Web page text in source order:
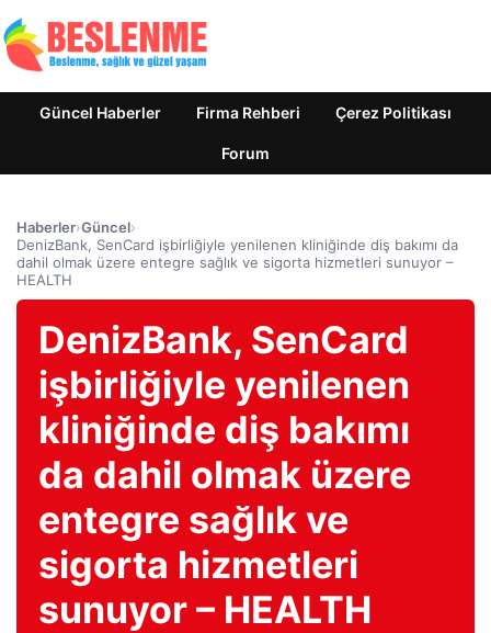
Güncel Haberler Firma Rehberi Çerez Politikası
Forum
Haberler›Güncel›
DenizBank, SenCard işbirliğiyle yenilenen kliniğinde diş bakımı da
dahil olmak üzere entegre sağlık ve sigorta hizmetleri sunuyor –
HEALTH
DenizBank, SenCard
işbirliğiyle yenilenen
kliniğinde diş bakımı
da dahil olmak üzere
entegre sağlık ve
sigorta hizmetleri
sunuyor – HEALTH